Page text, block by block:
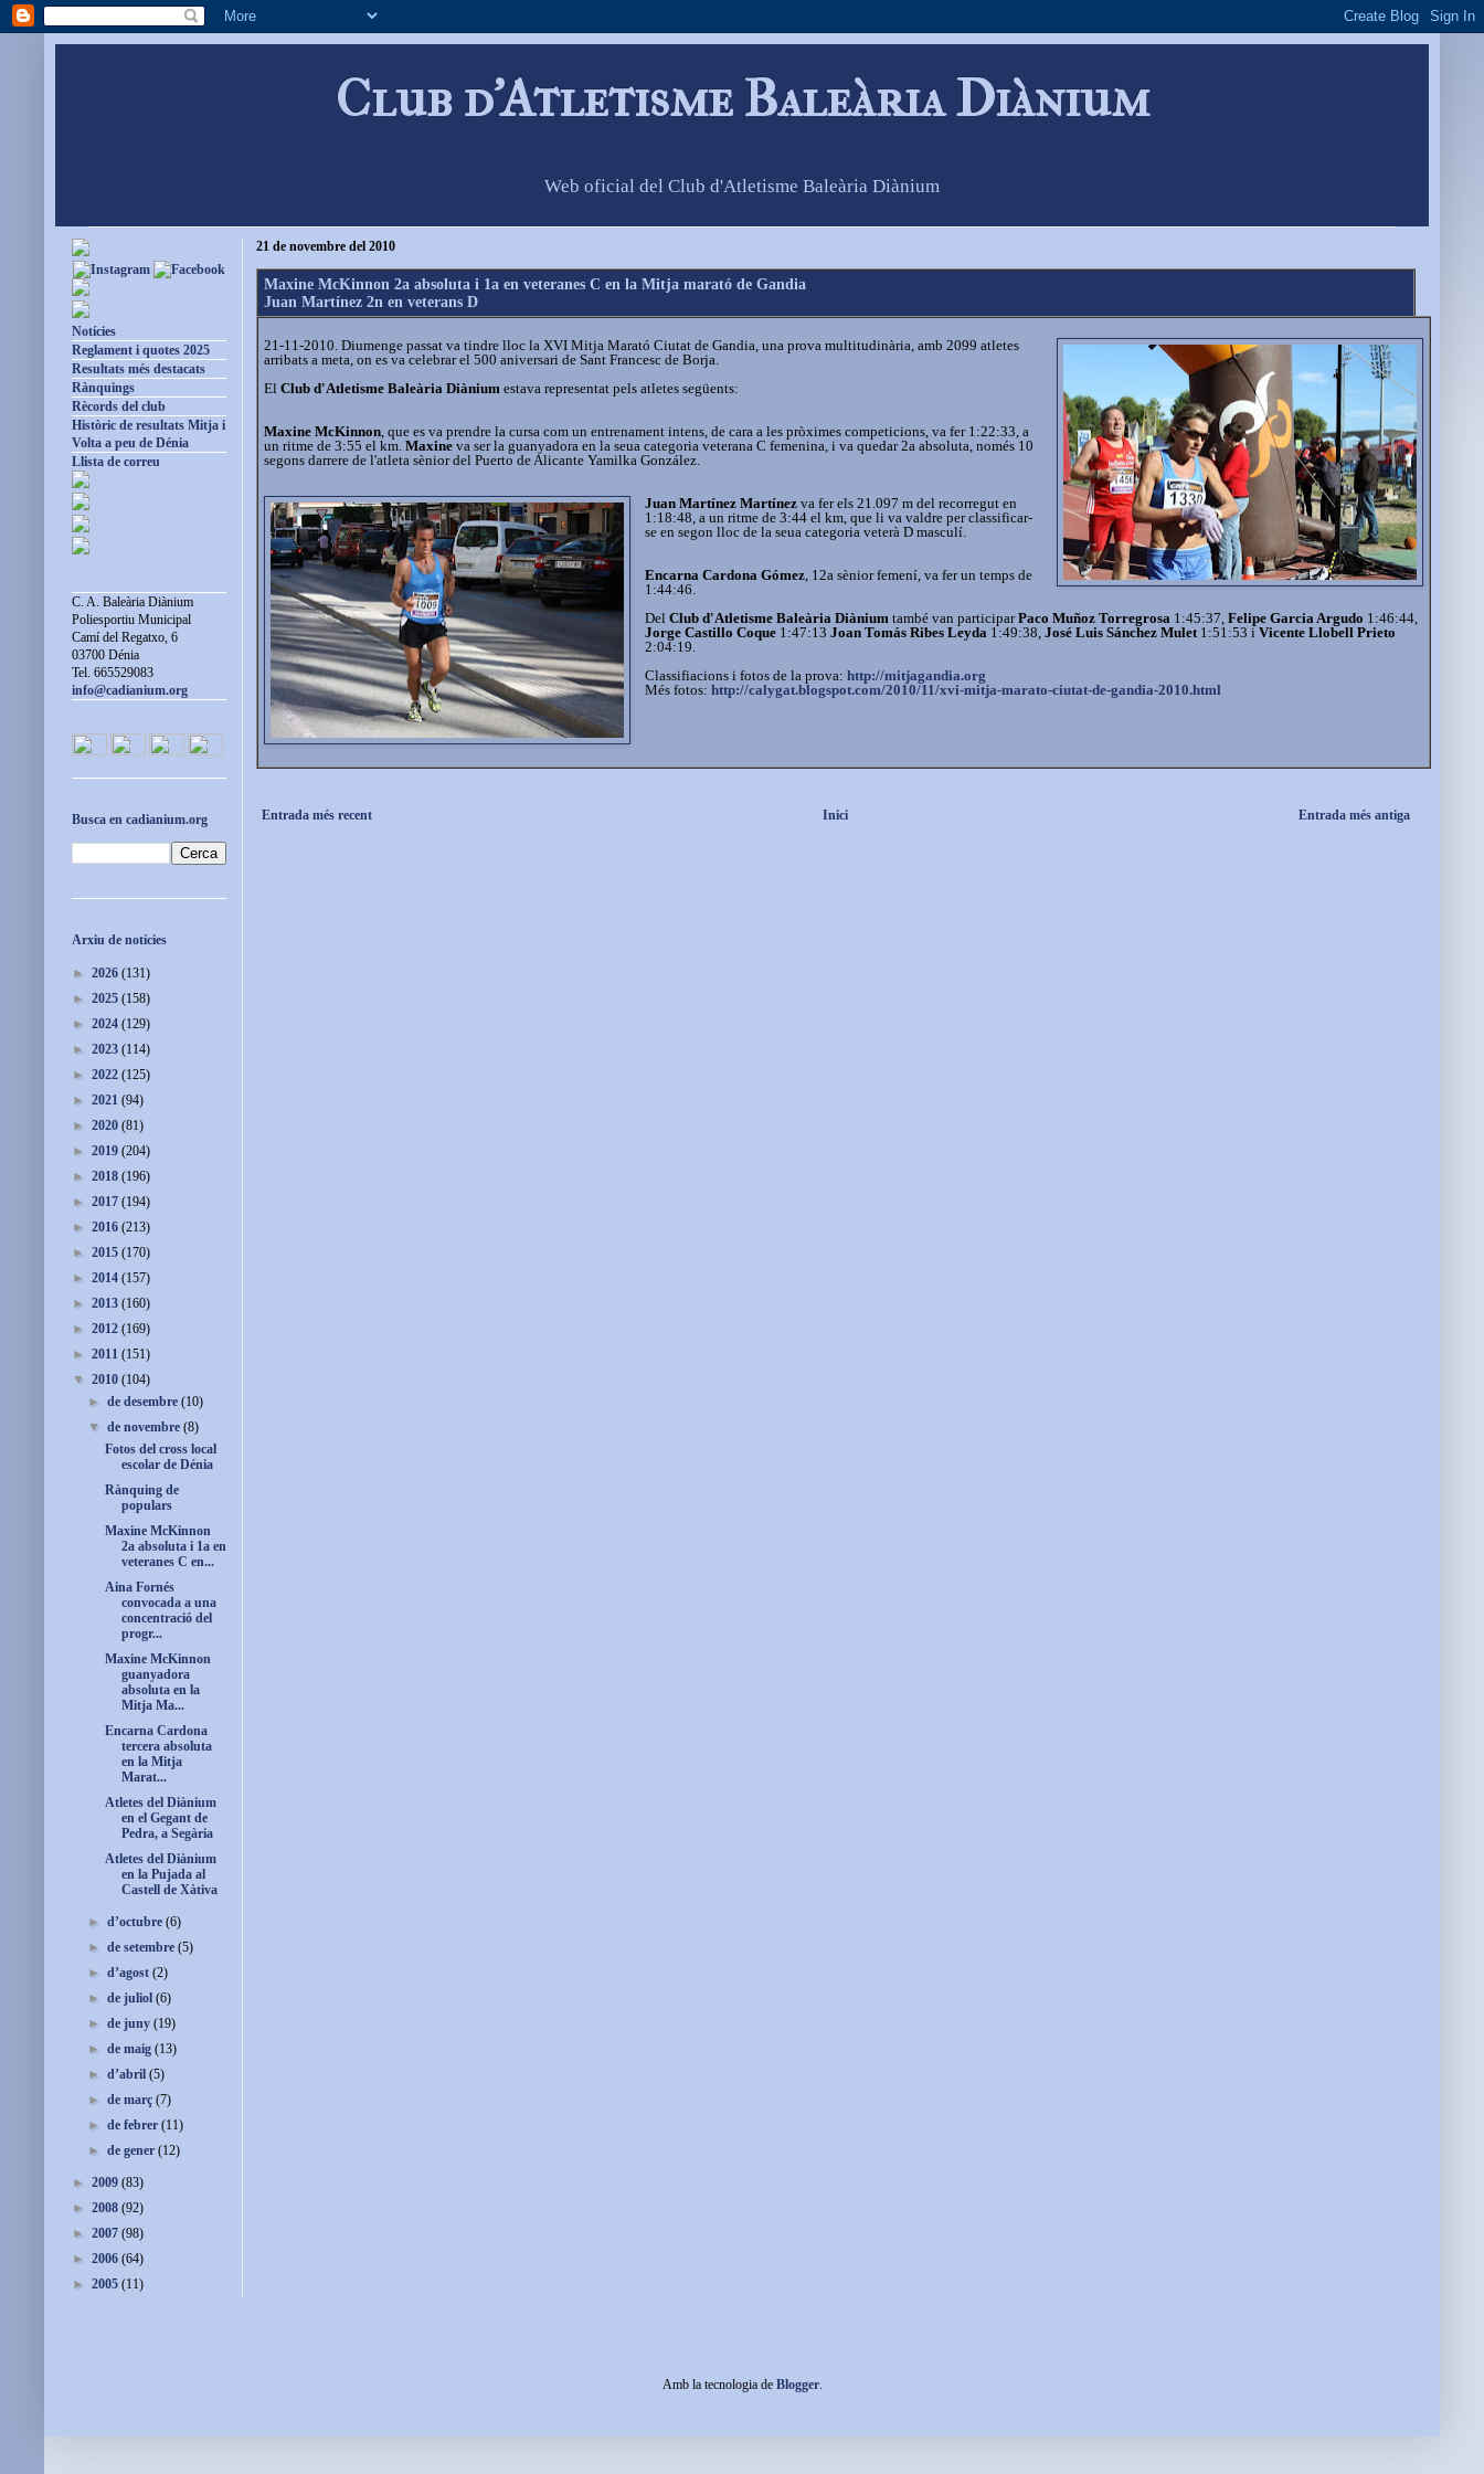
Club d'Atletisme Baleària Diànium
Web oficial del Club d'Atletisme Baleària Diànium
21 de novembre del 2010
Maxine McKinnon 2a absoluta i 1a en veteranes C en la Mitja marató de Gandia
Juan Martínez 2n en veterans D
21-11-2010. Diumenge passat va tindre lloc la XVI Mitja Marató Ciutat de Gandia, una prova multitudinària, amb 2099 atletes
arribats a meta, on es va celebrar el 500 aniversari de Sant Francesc de Borja.
El Club d'Atletisme Baleària Diànium estava representat pels atletes següents:
Maxine McKinnon , que es va prendre la cursa com un entrenament intens, de cara a les pròximes competicions, va fer 1:22:33, a
un ritme de 3:55 el km. Maxine va ser la guanyadora en la seua categoria veterana C femenina, i va quedar 2a absoluta, només 10
segons darrere de l'atleta sènior del Puerto de Alicante Yamilka González.
Juan Martínez Martínez va fer els 21.097 m del recorregut en
1:18:48, a un ritme de 3:44 el km, que li va valdre per classificar-
se en segon lloc de la seua categoria veterà D masculí.
Encarna Cardona Gómez , 12a sènior femení, va fer un temps de
1:44:46.
DelClub d'Atletisme Baleària Diànium també van participarPaco Muñoz Torregrosa 1:45:37,Felipe Garcia Argudo 1:46:44,
Jorge Castillo Coque 1:47:13Joan Tomás Ribes Leyda 1:49:38,José Luis Sánchez Mulet 1:51:53 iVicente Llobell Prieto
2:04:19.
Classifiacions i fotos de la prova:http://mitjagandia.org
Més fotos:http://calygat.blogspot.com/2010/11/xvi-mitja-marato-ciutat-de-gandia-2010.html
Entrada més recent Entrada més antiga
Inici
Notícies
Reglament i quotes 2025
Resultats més destacats
Rànquings
Rècords del club
Històric de resultats Mitja i
Volta a peu de Dénia
Llista de correu
C. A. Baleària Diànium
Poliesportiu Municipal
Camí del Regatxo, 6
03700 Dénia
Tel. 665529083
info@cadianium.org
Busca en cadianium.org
Arxiu de notícies
► 2026 (131)
► 2025 (158)
► 2024 (129)
► 2023 (114)
► 2022 (125)
► 2021 (94)
► 2020 (81)
► 2019 (204)
► 2018 (196)
► 2017 (194)
► 2016 (213)
► 2015 (170)
► 2014 (157)
► 2013 (160)
► 2012 (169)
► 2011 (151)
▼ 2010 (104)
►de desembre(10)
▼de novembre(8)
Fotos del cross local
escolar de Dénia
Rànquing de
populars
Maxine McKinnon
2a absoluta i 1a en
veteranes C en...
Aina Fornés
convocada a una
concentració del
progr...
Maxine McKinnon
guanyadora
absoluta en la
Mitja Ma...
Encarna Cardona
tercera absoluta
en la Mitja
Marat...
Atletes del Diànium
en el Gegant de
Pedra, a Segària
Atletes del Diànium
en la Pujada al
Castell de Xàtiva
►d’octubre(6)
►de setembre(5)
►d’agost(2)
►de juliol(6)
►de juny(19)
►de maig(13)
►d’abril(5)
►de març(7)
►de febrer(11)
►de gener(12)
► 2009 (83)
► 2008 (92)
► 2007 (98)
► 2006 (64)
► 2005 (11)
Amb la tecnologia de Blogger.